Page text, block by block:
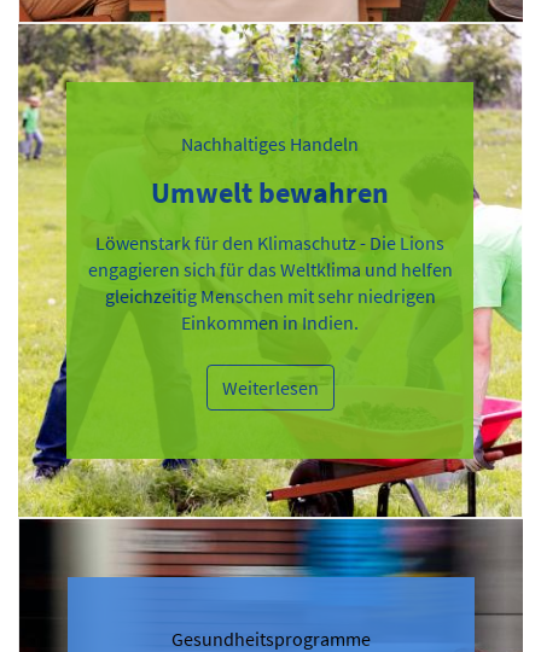
Nachhaltiges Handeln
Umwelt bewahren
Löwenstark für den Klimaschutz - Die Lions
engagieren sich für das Weltklima und helfen
gleichzeitig Menschen mit sehr niedrigen
Einkommen in Indien.
Weiterlesen
Gesundheitsprogramme